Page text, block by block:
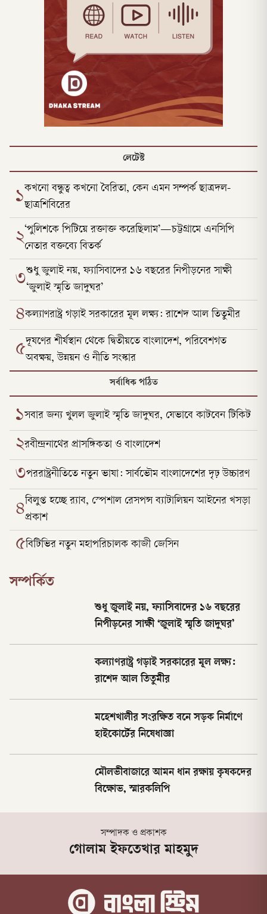
লেটেস্ট
১কখনো বন্ধুত্ব কখনো বৈরিতা, কেন এমন সম্পর্ক ছাত্রদল-
ছাত্রশিবিরের
২‘পুলিশকে পিটিয়ে রক্তাক্ত করেছিলাম’—চট্টগ্রামে এনসিপি
নেতার বক্তব্যে বিতর্ক
৩শুধু জুলাই নয়, ফ্যাসিবাদের ১৬ বছরের নিপীড়নের সাক্ষী
‘জুলাই স্মৃতি জাদুঘর’
৪কল্যাণরাষ্ট্র গড়াই সরকারের মূল লক্ষ্য: রাশেদ আল তিতুমীর
৫দূষণের শীর্ষস্থান থেকে দ্বিতীয়তে বাংলাদেশ, পরিবেশগত
অবক্ষয়, উন্নয়ন ও নীতি সংস্কার
সর্বাধিক পঠিত
১সবার জন্য খুলল জুলাই স্মৃতি জাদুঘর, যেভাবে কাটবেন টিকিট
২রবীন্দ্রনাথের প্রাসঙ্গিকতা ও বাংলাদেশ
৩পররাষ্ট্রনীতিতে নতুন ভাষা: সার্বভৌম বাংলাদেশের দৃঢ় উচ্চারণ
৪বিলুপ্ত হচ্ছে র‍্যাব, স্পেশাল রেসপন্স ব্যাটালিয়ন আইনের খসড়া
প্রকাশ
৫বিটিভির নতুন মহাপরিচালক কাজী জেসিন
সম্পর্কিত
শুধু জুলাই নয়, ফ্যাসিবাদের ১৬ বছরের
নিপীড়নের সাক্ষী ‘জুলাই স্মৃতি জাদুঘর’
কল্যাণরাষ্ট্র গড়াই সরকারের মূল লক্ষ্য:
রাশেদ আল তিতুমীর
মহেশখালীর সংরক্ষিত বনে সড়ক নির্মাণে
হাইকোর্টের নিষেধাজ্ঞা
মৌলভীবাজারে আমন ধান রক্ষায় কৃষকদের
বিক্ষোভ, স্মারকলিপি
সম্পাদক ও প্রকাশক
গোলাম ইফতেখার মাহমুদ